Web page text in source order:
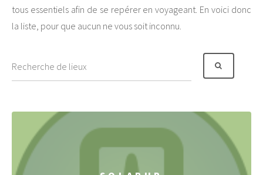
tous essentiels afin de se repérer en voyageant. En voici donc
la liste, pour que aucun ne vous soit inconnu.